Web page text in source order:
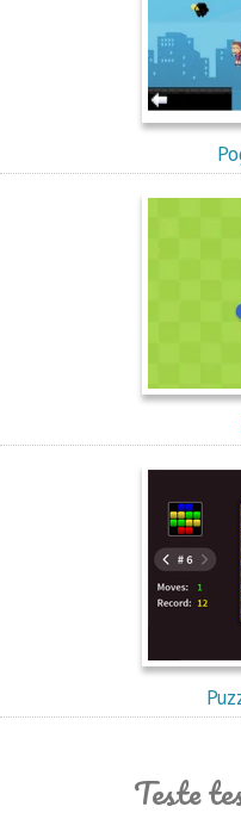
Teste